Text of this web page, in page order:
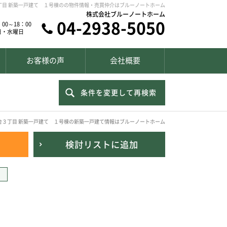
目 新築一戸建て １号棟のの物件情報・売買仲介はブルーノートホーム
～18：00
水曜日
株式会社ブルーノートホーム
04-2938-5050
お客様の声 会社概要
条件を変更して再検索
３丁目 新築一戸建て １号棟の新築一戸建て情報はブルーノートホーム
検討リストに追加